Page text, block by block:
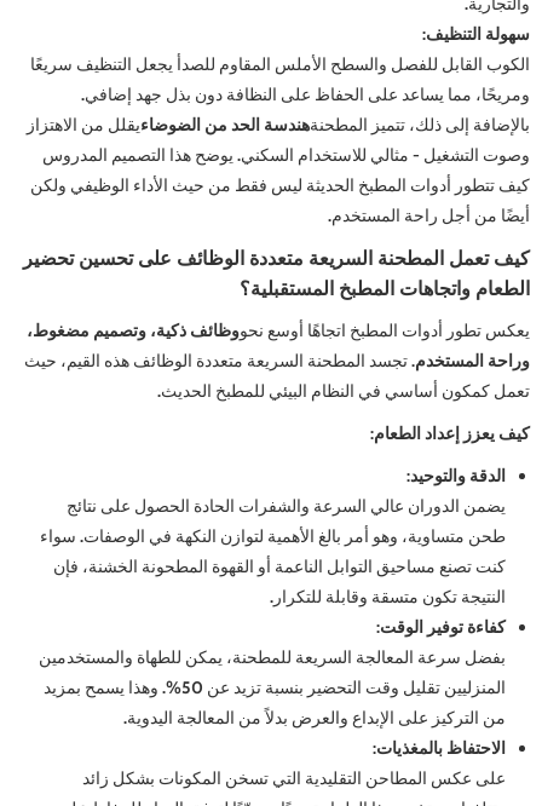
سهولة التنظيف:
الكوب القابل للفصل والسطح الأملس المقاوم للصدأ يجعل التنظيف سريعًا
ومريحًا، مما يساعد على الحفاظ على النظافة دون بذل جهد إضافي.
بالإضافة إلى ذلك، تتميز المطحنةهندسة الحد من الضوضاءيقلل من الاهتزاز
وصوت التشغيل - مثالي للاستخدام السكني. يوضح هذا التصميم المدروس
كيف تتطور أدوات المطبخ الحديثة ليس فقط من حيث الأداء الوظيفي ولكن
أيضًا من أجل راحة المستخدم.
كيف تعمل المطحنة السريعة متعددة الوظائف على تحسين تحضير
الطعام واتجاهات المطبخ المستقبلية؟
يعكس تطور أدوات المطبخ اتجاهًا أوسع نحووظائف ذكية، وتصميم مضغوط،
وراحة المستخدم. تجسد المطحنة السريعة متعددة الوظائف هذه القيم، حيث
تعمل كمكون أساسي في النظام البيئي للمطبخ الحديث.
كيف يعزز إعداد الطعام:
الدقة والتوحيد:
يضمن الدوران عالي السرعة والشفرات الحادة الحصول على نتائج
طحن متساوية، وهو أمر بالغ الأهمية لتوازن النكهة في الوصفات. سواء
كنت تصنع مساحيق التوابل الناعمة أو القهوة المطحونة الخشنة، فإن
النتيجة تكون متسقة وقابلة للتكرار.
كفاءة توفير الوقت:
بفضل سرعة المعالجة السريعة للمطحنة، يمكن للطهاة والمستخدمين
المنزليين تقليل وقت التحضير بنسبة تزيد عن 50%. وهذا يسمح بمزيد
من التركيز على الإبداع والعرض بدلاً من المعالجة اليدوية.
الاحتفاظ بالمغذيات:
على عكس المطاحن التقليدية التي تسخن المكونات بشكل زائد